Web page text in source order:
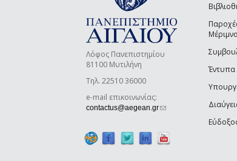
Λόφος Πανεπιστημίου
81100 Μυτιλήνη
Τηλ. 22510 36000
e-mail επικοινωνίας:
contactus@aegean.gr(link sends e-mail)
Έντυπα